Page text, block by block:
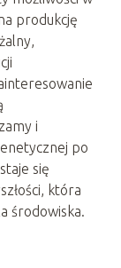
produkcję
i
po
się
która
środowiska.